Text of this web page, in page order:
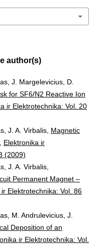
author(s)
J. Margelevicius, D.
for SF6/N2 Reactive Ion
ir Elektrotechnika: Vol. 20
J. A. Virbalis, Magnetic
Elektronika ir
(2009)
J. A. Virbalis,
Permanent Magnet –
Elektrotechnika: Vol. 86
M. Andrulevicius, J.
Deposition of an
ir Elektrotechnika: Vol.